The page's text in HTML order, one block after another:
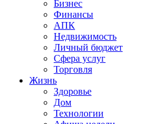
Бизнес
Финансы
АПК
Недвижимость
Личный бюджет
Сфера услуг
Торговля
Жизнь
Здоровье
Дом
Технологии